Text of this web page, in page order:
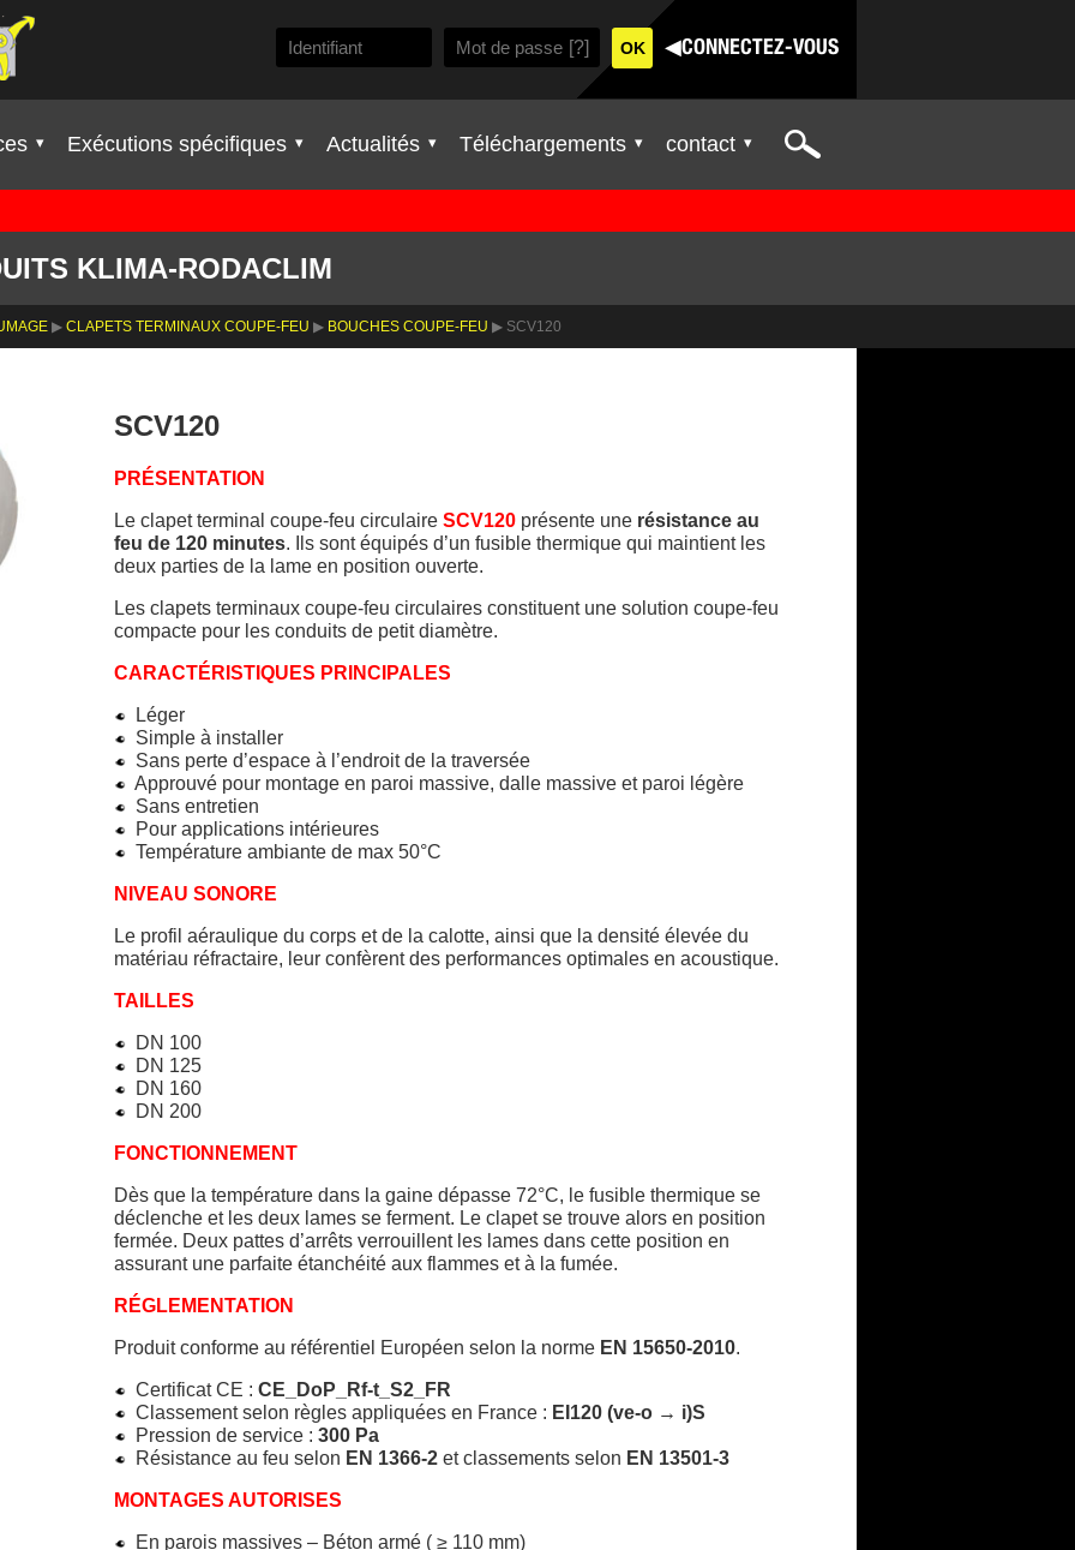
[?] ◀CONNECTEZ-VOUS
Exécutions spécifiques Actualités Téléchargements contact
KLIMA-RODACLIM
▶ CLAPETS TERMINAUX COUPE-FEU ▶ BOUCHES COUPE-FEU ▶ SCV120
SCV120
PRÉSENTATION
Le clapet terminal coupe-feu circulaire SCV120 présente une résistance au
feu de 120 minutes. Ils sont équipés d’un fusible thermique qui maintient les
deux parties de la lame en position ouverte.
Les clapets terminaux coupe-feu circulaires constituent une solution coupe-feu
compacte pour les conduits de petit diamètre.
CARACTÉRISTIQUES PRINCIPALES
Léger
Simple à installer
Sans perte d’espace à l’endroit de la traversée
Approuvé pour montage en paroi massive, dalle massive et paroi légère
Sans entretien
Pour applications intérieures
Température ambiante de max 50°C
NIVEAU SONORE
Le profil aéraulique du corps et de la calotte, ainsi que la densité élevée du
matériau réfractaire, leur confèrent des performances optimales en acoustique.
TAILLES
DN 100
DN 125
DN 160
DN 200
FONCTIONNEMENT
Dès que la température dans la gaine dépasse 72°C, le fusible thermique se
déclenche et les deux lames se ferment. Le clapet se trouve alors en position
fermée. Deux pattes d’arrêts verrouillent les lames dans cette position en
assurant une parfaite étanchéité aux flammes et à la fumée.
RÉGLEMENTATION
Produit conforme au référentiel Européen selon la norme EN 15650-2010.
Certificat CE : CE_DoP_Rf-t_S2_FR
Classement selon règles appliquées en France : EI120 (ve-o → i)S
Pression de service : 300 Pa
Résistance au feu selon EN 1366-2 et classements selon EN 13501-3
MONTAGES AUTORISES
En parois massives – Béton armé ( ≥ 110 mm)